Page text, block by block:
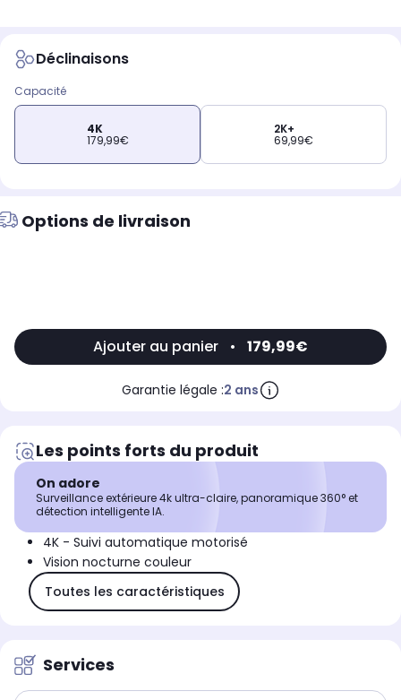
Déclinaisons
Capacité
4K
179,99€
2K+
69,99€
Options de livraison
Ajouter au panier • 179,99€
Garantie légale :2 ans
Les points forts du produit
On adore
Surveillance extérieure 4k ultra-claire, panoramique 360° et
détection intelligente IA.
4K - Suivi automatique motorisé
Vision nocturne couleur
Toutes les caractéristiques
Services